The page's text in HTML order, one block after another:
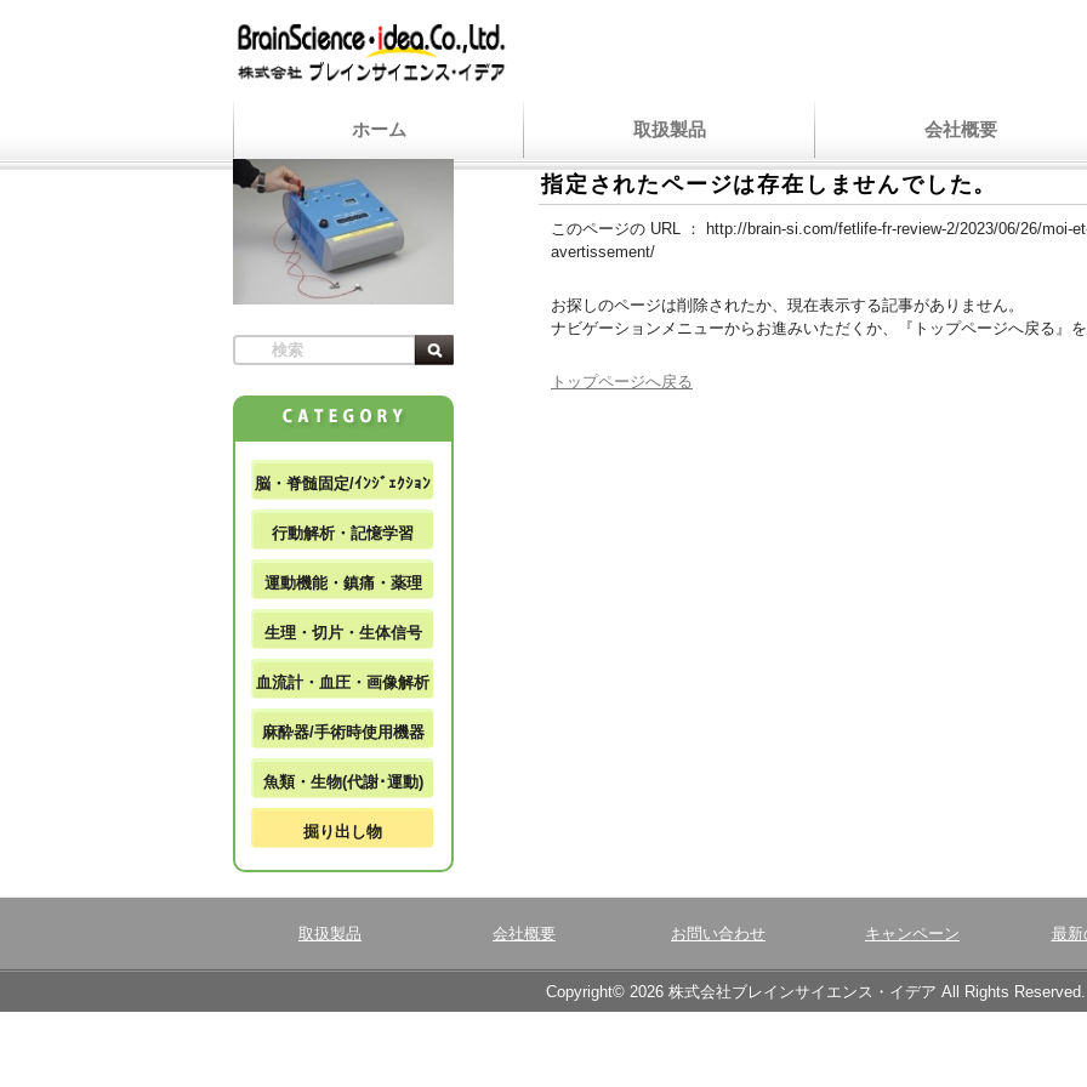
ホーム 取扱製品 会社概要
指定されたページは存在しませんでした。
このページの URL ：
http://brain-si.com/fetlife-fr-review-2/2023/06/26/moi-
avertissement/
お探しのページは削除されたか、現在表示する記事がありません。
ナビゲーションメニューからお進みいただくか、『トップページへ戻る』を
トップページへ戻る
脳・脊髄固定/ｲﾝｼﾞｪｸｼｮﾝ
行動解析・記憶学習
運動機能・鎮痛・薬理
生理・切片・生体信号
血流計・血圧・画像解析
麻酔器/手術時使用機器
魚類・生物(代謝･運動)
掘り出し物
取扱製品 会社概要 お問い合わせ キャンペーン 最新
Copyright© 2026 株式会社ブレインサイエンス・イデア All Rights Reserved.